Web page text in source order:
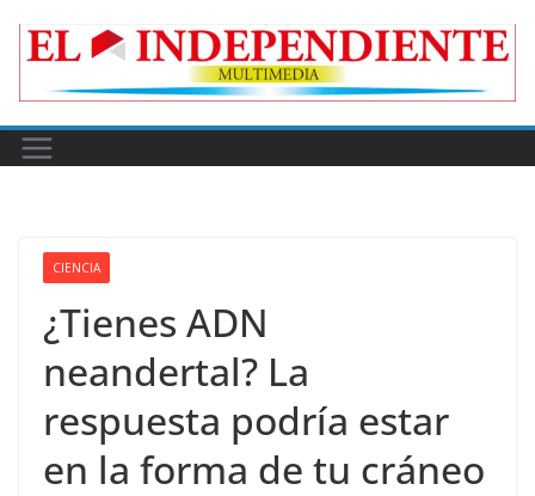
CIENCIA
¿Tienes ADN
neandertal? La
respuesta podría estar
en la forma de tu cráneo